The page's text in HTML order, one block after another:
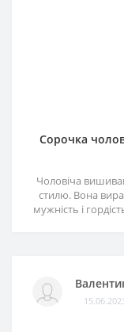
Сорочка
Чоловіча
стилю. Вона
мужність і